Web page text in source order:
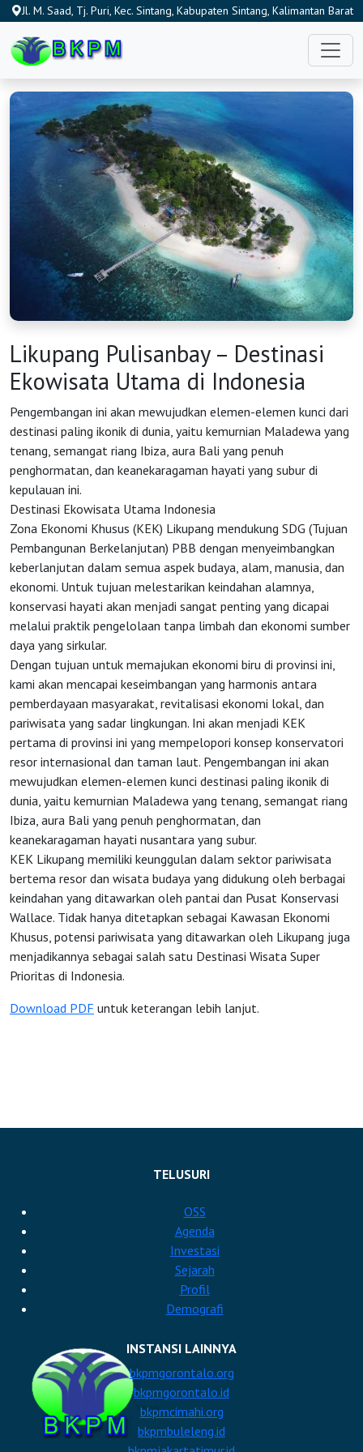
Jl. M. Saad, Tj. Puri, Kec. Sintang, Kabupaten Sintang, Kalimantan Barat
HOME
OSS
Agenda
Investasi
Likupang Pulisanbay – Destinasi
Ekowisata Utama di Indonesia
Pengembangan ini akan mewujudkan elemen-elemen kunci dari
destinasi paling ikonik di dunia, yaitu kemurnian Maladewa yang
tenang, semangat riang Ibiza, aura Bali yang penuh
penghormatan, dan keanekaragaman hayati yang subur di
kepulauan ini.
Destinasi Ekowisata Utama Indonesia
Zona Ekonomi Khusus (KEK) Likupang mendukung SDG (Tujuan
Pembangunan Berkelanjutan) PBB dengan menyeimbangkan
keberlanjutan dalam semua aspek budaya, alam, manusia, dan
ekonomi. Untuk tujuan melestarikan keindahan alamnya,
konservasi hayati akan menjadi sangat penting yang dicapai
melalui praktik pengelolaan tanpa limbah dan ekonomi sumber
daya yang sirkular.
Dengan tujuan untuk memajukan ekonomi biru di provinsi ini,
kami akan mencapai keseimbangan yang harmonis antara
pemberdayaan masyarakat, revitalisasi ekonomi lokal, dan
pariwisata yang sadar lingkungan. Ini akan menjadi KEK
pertama di provinsi ini yang mempelopori konsep konservatori
resor internasional dan taman laut. Pengembangan ini akan
mewujudkan elemen-elemen kunci destinasi paling ikonik di
dunia, yaitu kemurnian Maladewa yang tenang, semangat riang
Ibiza, aura Bali yang penuh penghormatan, dan
keanekaragaman hayati nusantara yang subur.
KEK Likupang memiliki keunggulan dalam sektor pariwisata
bertema resor dan wisata budaya yang didukung oleh berbagai
keindahan yang ditawarkan oleh pantai dan Pusat Konservasi
Wallace. Tidak hanya ditetapkan sebagai Kawasan Ekonomi
Khusus, potensi pariwisata yang ditawarkan oleh Likupang juga
menjadikannya sebagai salah satu Destinasi Wisata Super
Prioritas di Indonesia.
Download PDF untuk keterangan lebih lanjut.
TELUSURI
OSS
Agenda
Investasi
Sejarah
Profil
Demografi
INSTANSI LAINNYA
bkpmgorontalo.org
bkpmgorontalo.id
bkpmcimahi.org
bkpmbuleleng.id